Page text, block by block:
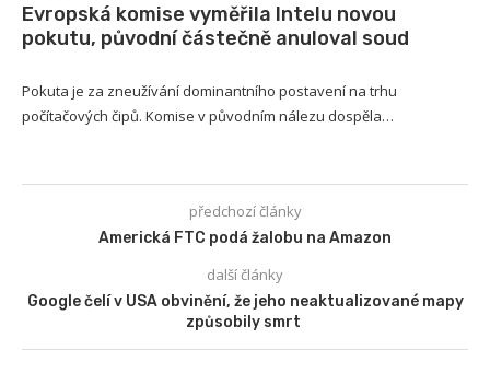
Evropská komise vyměřila Intelu novou
pokutu, původní částečně anuloval soud
Pokuta je za zneužívání dominantního postavení na trhu
počítačových čipů. Komise v původním nálezu dospěla…
předchozí články
Americká FTC podá žalobu na Amazon
další články
Google čelí v USA obvinění, že jeho neaktualizované mapy
způsobily smrt